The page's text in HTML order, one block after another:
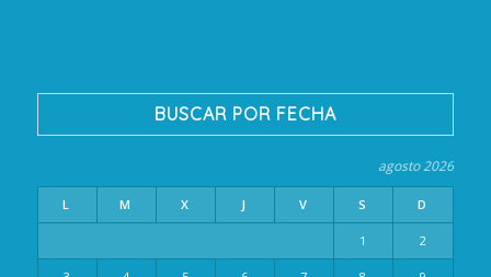
BUSCAR POR FECHA
agosto 2026
L M X J V S D
1 2